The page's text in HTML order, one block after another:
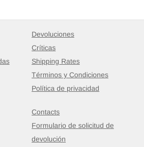
Devoluciones
Críticas
Shipping Rates
Términos y Condiciones
Política de privacidad
Contacts
Formulario de solicitud de
devolución